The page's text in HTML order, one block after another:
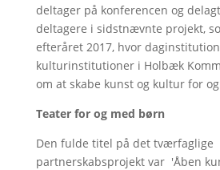
deltager på konferencen og
deltagere i sidstnævnte projekt,
efteråret 2017, hvor
kulturinstitutioner i Holbæk
om at skabe kunst og kultur for
Teater for og med børn
Den fulde titel på det tværfaglige
partnerskabsprojekt var 'Åben